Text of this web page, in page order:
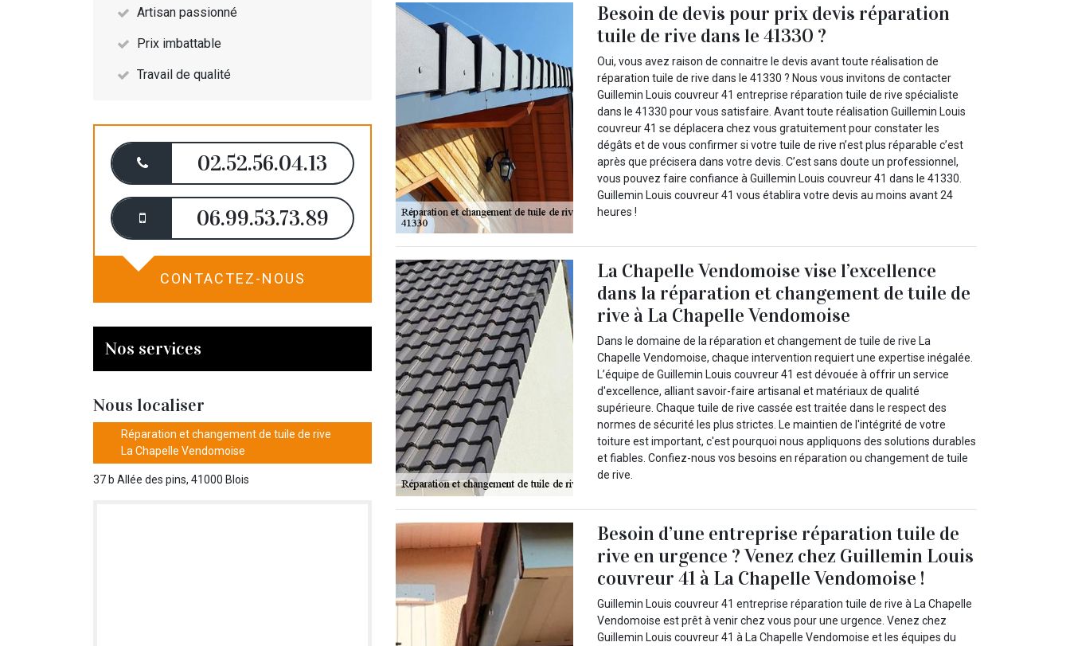
Artisan passionné
Prix imbattable
Travail de qualité
02.52.56.04.13
06.99.53.73.89
CONTACTEZ-NOUS
Nos services
Nous localiser
Réparation et changement de tuile de rive
La Chapelle Vendomoise
37 b Allée des pins, 41000 Blois
Besoin de devis pour prix devis réparation
tuile de rive dans le 41330 ?
Oui, vous avez raison de connaitre le devis avant toute réalisation de
réparation tuile de rive dans le 41330 ? Nous vous invitons de contacter
Guillemin Louis couvreur 41 entreprise réparation tuile de rive spécialiste
dans le 41330 pour vous satisfaire. Avant toute réalisation Guillemin Louis
couvreur 41 se déplacera chez vous gratuitement pour constater les
dégâts et de vous confirmer si votre tuile de rive n’est plus réparable c’est
après que précisera dans votre devis. C’est sans doute un professionnel,
vous pouvez faire confiance à Guillemin Louis couvreur 41 dans le 41330.
Guillemin Louis couvreur 41 vous établira votre devis au moins avant 24
heures !
La Chapelle Vendomoise vise l’excellence
dans la réparation et changement de tuile de
rive à La Chapelle Vendomoise
Dans le domaine de la réparation et changement de tuile de rive La
Chapelle Vendomoise, chaque intervention requiert une expertise inégalée.
L’équipe de Guillemin Louis couvreur 41 est dévouée à offrir un service
d'excellence, alliant savoir-faire artisanal et matériaux de qualité
supérieure. Chaque tuile de rive cassée est traitée dans le respect des
normes de sécurité les plus strictes. Le maintien de l'intégrité de votre
toiture est important, c'est pourquoi nous appliquons des solutions durables
et fiables. Confiez-nous vos besoins en réparation ou changement de tuile
de rive.
Besoin d’une entreprise réparation tuile de
rive en urgence ? Venez chez Guillemin Louis
couvreur 41 à La Chapelle Vendomoise !
Guillemin Louis couvreur 41 entreprise réparation tuile de rive à La Chapelle
Vendomoise est prêt à venir chez vous pour une urgence. Venez chez
Guillemin Louis couvreur 41 à La Chapelle Vendomoise et les équipes du